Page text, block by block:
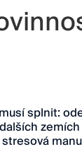
splnit: